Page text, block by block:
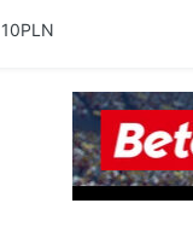
10PLN